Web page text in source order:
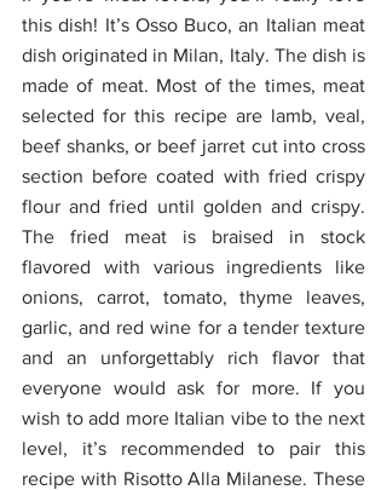
this dish! It’s Osso Buco, an Italian meat
dish originated in Milan, Italy. The dish is
made of meat. Most of the times, meat
selected for this recipe are lamb, veal,
beef shanks, or beef jarret cut into cross
section before coated with fried crispy
flour and fried until golden and crispy.
The fried meat is braised in stock
flavored with various ingredients like
onions, carrot, tomato, thyme leaves,
garlic, and red wine for a tender texture
and an unforgettably rich flavor that
everyone would ask for more. If you
wish to add more Italian vibe to the next
level, it’s recommended to pair this
recipe with Risotto Alla Milanese. These